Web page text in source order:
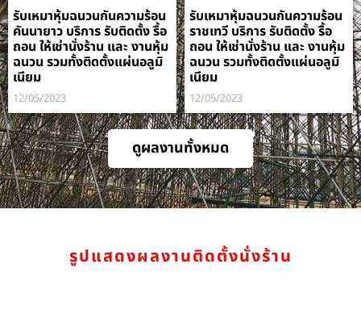
รับเหมาหุ้มฉนวนกันความร้อน
คันนายาว บริการ รับติดตั้ง รื้อ
ถอน ให้เช่านั่งร้าน และ งานหุ้ม
ฉนวน รวมทั้งติดตั้งแผ่นอลูมิ
เนียม
12/05/2023
รับเหมาหุ้มฉนวนกันความร้อน
ราชเทวี บริการ รับติดตั้ง รื้อ
ถอน ให้เช่านั่งร้าน และ งานหุ้ม
ฉนวน รวมทั้งติดตั้งแผ่นอลูมิ
เนียม
12/05/2023
ดูผลงานทั้งหมด
รูปแสดงผลงานติดตั้งนั่งร้าน